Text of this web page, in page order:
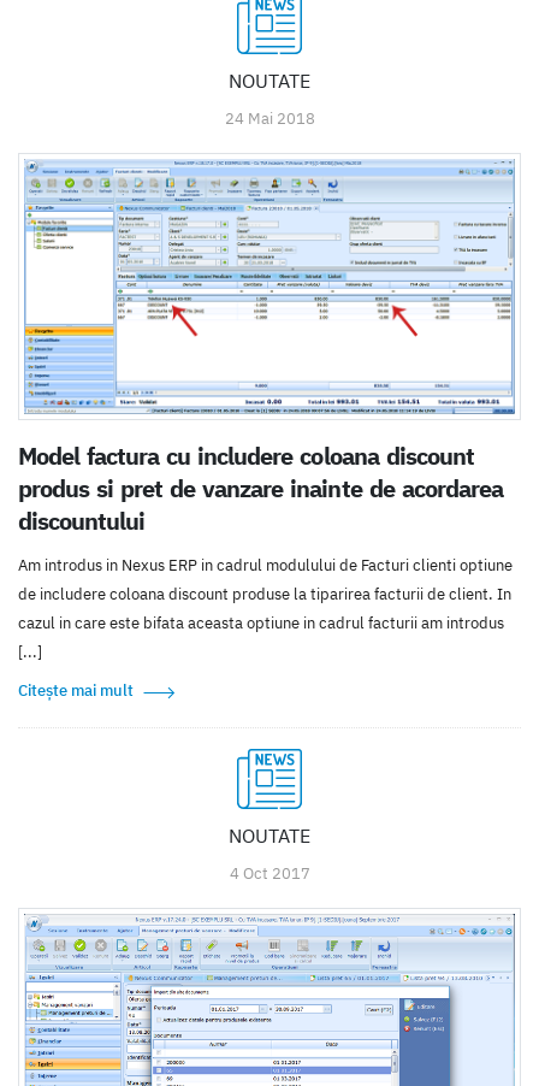
NOUTATE
24 Mai 2018
Model factura cu includere coloana discount
produs si pret de vanzare inainte de acordarea
discountului
Am introdus in Nexus ERP in cadrul modulului de Facturi clienti optiune
de includere coloana discount produse la tiparirea facturii de client. In
cazul in care este bifata aceasta optiune in cadrul facturii am introdus
[...]
Citește mai mult
NOUTATE
4 Oct 2017